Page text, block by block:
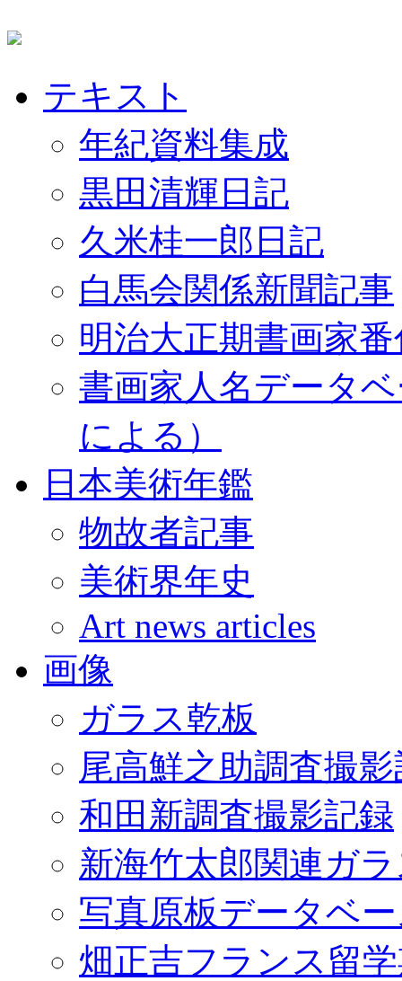
テキスト
年紀資料集成
黒田清輝日記
久米桂一郎日記
白馬会関係新聞記事
明治大正期書画家
書画家人名データ
による）
日本美術年鑑
物故者記事
美術界年史
Art news articles
画像
ガラス乾板
尾高鮮之助調査撮
和田新調査撮影記録
新海竹太郎関連ガ
写真原板データベ
畑正吉フランス留